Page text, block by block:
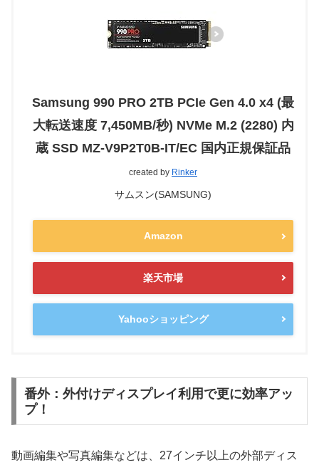
Samsung 990 PRO 2TB PCIe Gen 4.0 x4 (最
大転送速度 7,450MB/秒) NVMe M.2 (2280) 内
蔵 SSD MZ-V9P2T0B-IT/EC 国内正規保証品
created by Rinker
サムスン(SAMSUNG)
Amazon
楽天市場
Yahooショッピング
番外：外付けディスプレイ利用で更に効率アッ
プ！
動画編集や写真編集などは、27インチ以上の外部ディス